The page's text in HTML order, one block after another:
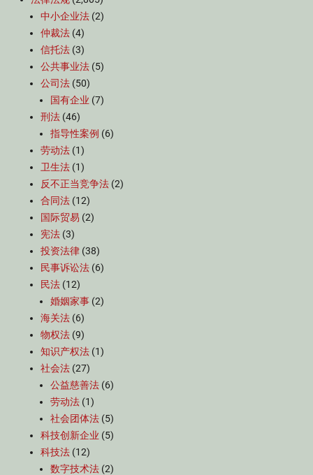
中小企业法 (2)
仲裁法 (4)
信托法 (3)
公共事业法 (5)
公司法 (50)
国有企业 (7)
刑法 (46)
指导性案例 (6)
劳动法 (1)
卫生法 (1)
反不正当竞争法 (2)
合同法 (12)
国际贸易 (2)
宪法 (3)
投资法律 (38)
民事诉讼法 (6)
民法 (12)
婚姻家事 (2)
海关法 (6)
物权法 (9)
知识产权法 (1)
社会法 (27)
公益慈善法 (6)
劳动法 (1)
社会团体法 (5)
科技创新企业 (5)
科技法 (12)
数字技术法 (2)